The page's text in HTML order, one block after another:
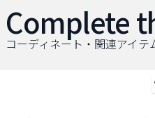
Complete
コーディネート・関連アイテ